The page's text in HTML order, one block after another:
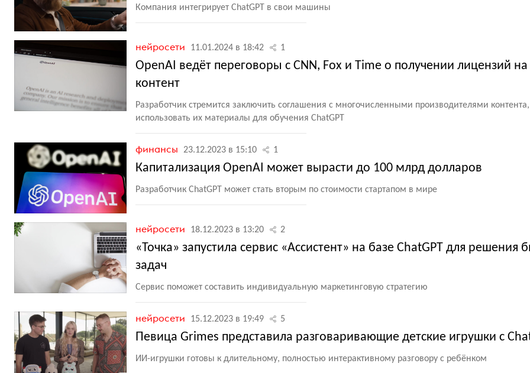
Компания интегрирует ChatGPT в свои машины
нейросети 11.01.2024 в 18:42 1
OpenAI ведёт переговоры с CNN, Fox и Time о получении лицензий на
контент
Разработчик стремится заключить соглашения с многочисленными производителями
использовать их материалы для обучения ChatGPT
финансы 23.12.2023 в 15:10 1
Капитализация OpenAI может вырасти до 100 млрд долларов
Разработчик ChatGPT может стать вторым по стоимости стартапом в мире
нейросети 18.12.2023 в 13:20 2
«Точка» запустила сервис «Ассистент» на базе ChatGPT для решения
задач
Сервис поможет составить индивидуальную маркетинговую стратегию
нейросети 15.12.2023 в 19:49 5
Певица Grimes представила разговаривающие детские игрушки с
ИИ-игрушки готовы к длительному, полностью интерактивному разговору с ребёнком